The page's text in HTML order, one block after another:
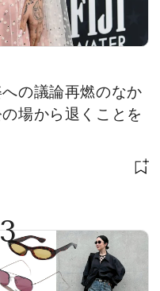
の議論再燃のなか
場から退くことを